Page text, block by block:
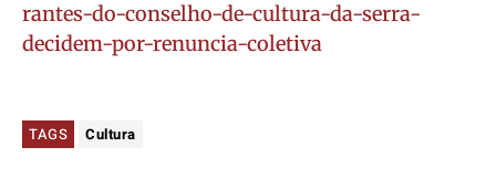
rantes-do-conselho-de-cultura-da-serra-
decidem-por-renuncia-coletiva
TAGS Cultura